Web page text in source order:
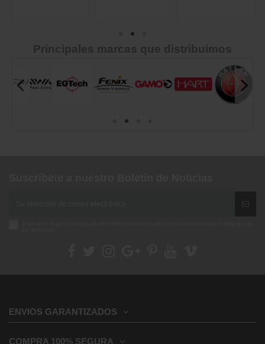
Principales marcas que distribuimos
ENVIOS GARANTIZADOS
COMPRA 100% SEGURA